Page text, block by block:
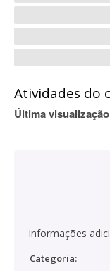
Atividades do
Última
Informações
Categoria: